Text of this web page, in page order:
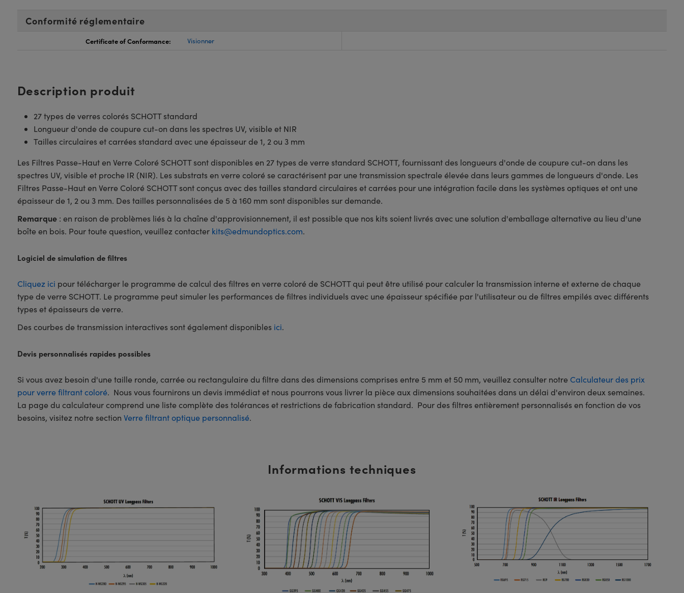
Conformité réglementaire
Certificate of Conformance: Visionner
Description produit
27 types de verres colorés SCHOTT standard
Longueur d'onde de coupure cut-on dans les spectres UV, visible et NIR
Tailles circulaires et carrées standard avec une épaisseur de 1, 2 ou 3 mm
Les Filtres Passe-Haut en Verre Coloré SCHOTT sont disponibles en 27 types de verre standard SCHOTT, fournissant des longueurs d'onde de coupure cut-on dans les
spectres UV, visible et proche IR (NIR). Les substrats en verre coloré se caractérisent par une transmission spectrale élevée dans leurs gammes de longueurs d'onde. Les
Filtres Passe-Haut en Verre Coloré SCHOTT sont conçus avec des tailles standard circulaires et carrées pour une intégration facile dans les systèmes optiques et ont une
épaisseur de 1, 2 ou 3 mm. Des tailles personnalisées de 5 à 160 mm sont disponibles sur demande.
Remarque: en raison de problèmes liés à la chaîne d'approvisionnement, il est possible que nos kits soient livrés avec une solution d'emballage alternative au lieu d'une
boîte en bois. Pour toute question, veuillez contacter kits@edmundoptics.com.
Logiciel de simulation de filtres
Cliquez ici pour télécharger le programme de calcul des filtres en verre coloré de SCHOTT qui peut être utilisé pour calculer la transmission interne et externe de chaque
type de verre SCHOTT. Le programme peut simuler les performances de filtres individuels avec une épaisseur spécifiée par l'utilisateur ou de filtres empilés avec différents
types et épaisseurs de verre.
Des courbes de transmission interactives sont également disponibles ici.
Devis personnalisés rapides possibles
Si vous avez besoin d'une taille ronde, carrée ou rectangulaire du filtre dans des dimensions comprises entre 5 mm et 50 mm, veuillez consulter notre Calculateur des prix
pour verre filtrant coloré. Nous vous fournirons un devis immédiat et nous pourrons vous livrer la pièce aux dimensions souhaitées dans un délai d'environ deux semaines.
La page du calculateur comprend une liste complète des tolérances et restrictions de fabrication standard. Pour des filtres entièrement personnalisés en fonction de vos
besoins, visitez notre section Verre filtrant optique personnalisé.
Informations techniques